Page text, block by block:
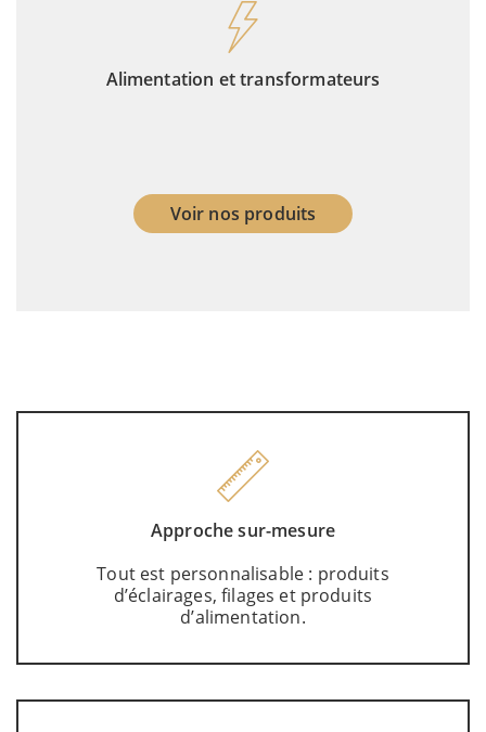
Alimentation et transformateurs
Voir nos produits
Approche sur-mesure
Tout est personnalisable : produits
d’éclairages, filages et produits
d’alimentation.